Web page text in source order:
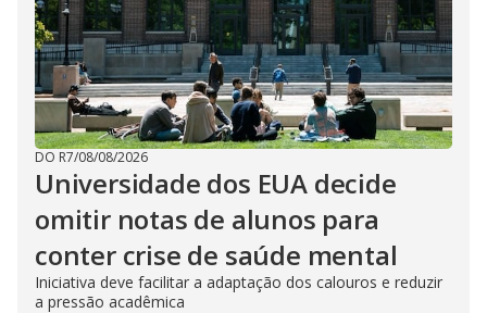
DO R7/08/08/2026
Universidade dos EUA decide
omitir notas de alunos para
conter crise de saúde mental
Iniciativa deve facilitar a adaptação dos calouros e reduzir
a pressão acadêmica